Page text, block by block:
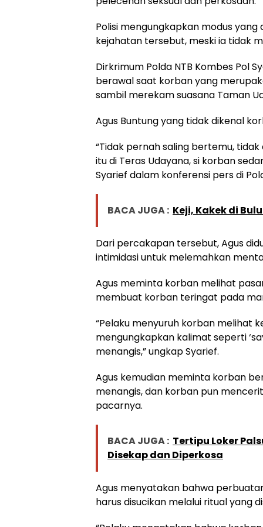
Polisi mengungkapkan modus
kejahatan tersebut, meski ia tidak
Dirkrimum Polda NTB Kombes Pol
berawal saat korban yang
sambil merekam suasana Taman
Agus Buntung yang tidak dikenal
“Tidak pernah saling bertemu,
itu di Teras Udayana, si korban
Syarief dalam konferensi pers di
BACA JUGA : Keji, Kakek di
Dari percakapan tersebut, Agus
intimidasi untuk melemahkan
Agus meminta korban melihat
membuat korban teringat pada
“Pelaku menyuruh korban melihat
mengungkapkan kalimat seperti
menangis,” ungkap Syarief.
Agus kemudian meminta korban
menangis, dan korban pun
pacarnya.
BACA JUGA : Tertipu Loker
Disekap dan Diperkosa
Agus menyatakan bahwa
harus disucikan melalui ritual yang